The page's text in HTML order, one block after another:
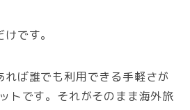
です。
れば誰でも利用できる手軽さが
トです。それがそのまま海外旅